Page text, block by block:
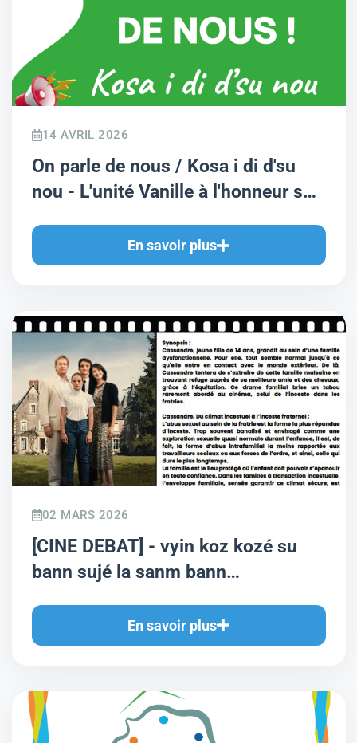
14 AVRIL 2026
On parle de nous / Kosa i di d'su
nou - L'unité Vanille à l'honneur sur
En savoir plus
02 MARS 2026
[CINE DEBAT] - vyin koz kozé su
bann sujé la sanm bann
En savoir plus